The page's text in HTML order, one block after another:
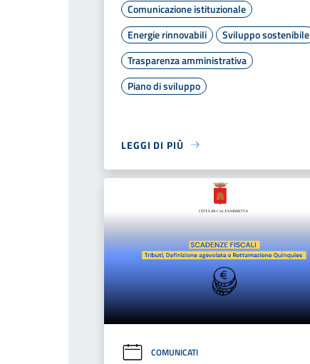
Comunicazione istituzionale
Energie rinnovabili
Sviluppo sostenibile
Trasparenza amministrativa
Piano di sviluppo
LEGGI DI PIÙ
COMUNICATI